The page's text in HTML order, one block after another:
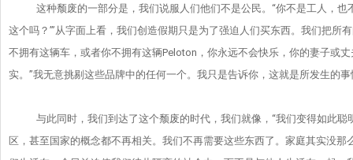
这种颓废的一部分是，我们说服人们他们不是公民。“你不是工人，也
这个吗？’”从字面上看，我们创造假期只是为了强迫人们买东西。 我们把所
不拥有这辆车，或者你不拥有这辆Peloton， 你永远不会快乐，你的妻子或
实。”我无意挑剔这些品牌中的任何一个。我只是告诉你，这就是所发生的事
与此同时，我们到达了这个颓废的时代，我们就像，“我们变得如此聪
区，甚至国家的概念都不再相关。 我们不再需要这些东西了。家庭其实没那